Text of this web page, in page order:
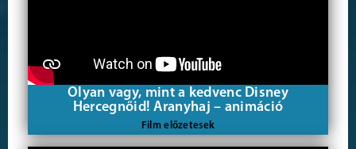
Olyan vagy, mint a kedvenc Disney
Hercegnőid! Aranyhaj – animáció
Film előzetesek